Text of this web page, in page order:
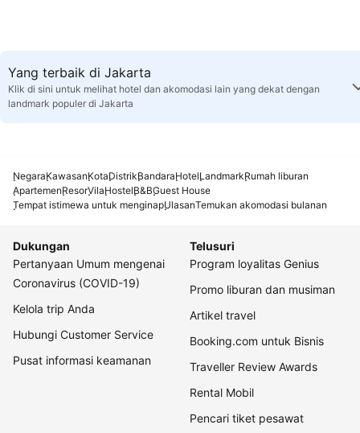
Yang terbaik di Jakarta
Klik di sini untuk melihat hotel dan akomodasi lain yang dekat dengan
landmark populer di Jakarta
NegaraKawasanKotaDistrikBandaraHotelLandmarkRumah liburan
ApartemenResorVilaHostelB&BGuest House
Tempat istimewa untuk menginapUlasanTemukan akomodasi bulanan
Dukungan
Pertanyaan Umum mengenai
Coronavirus (COVID-19)
Kelola trip Anda
Hubungi Customer Service
Pusat informasi keamanan
Telusuri
Program loyalitas Genius
Promo liburan dan musiman
Artikel travel
Booking.com untuk Bisnis
Traveller Review Awards
Rental Mobil
Pencari tiket pesawat